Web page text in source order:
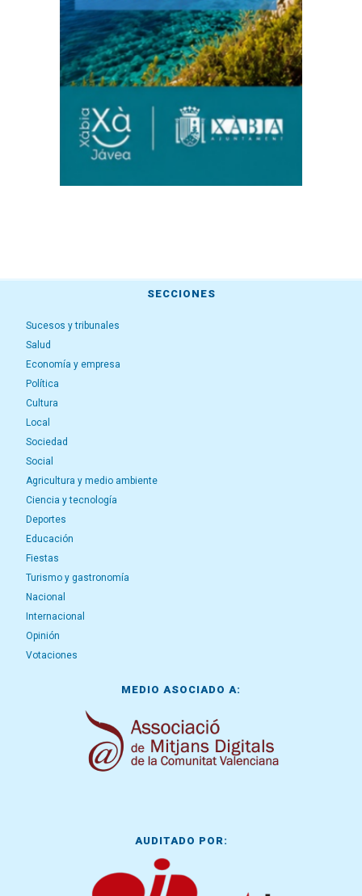
SECCIONES
Sucesos y tribunales
Salud
Economía y empresa
Política
Cultura
Local
Sociedad
Social
Agricultura y medio ambiente
Ciencia y tecnología
Deportes
Educación
Fiestas
Turismo y gastronomía
Nacional
Internacional
Opinión
Votaciones
MEDIO ASOCIADO A:
AUDITADO POR: